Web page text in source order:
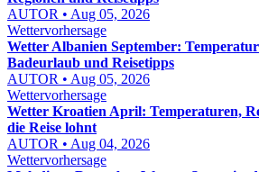
AUTOR • Aug 05, 2026
Wettervorhersage
Wetter Albanien September:
Badeurlaub und Reisetipps
AUTOR • Aug 05, 2026
Wettervorhersage
Wetter Kroatien April: Temperaturen,
die Reise lohnt
AUTOR • Aug 04, 2026
Wettervorhersage